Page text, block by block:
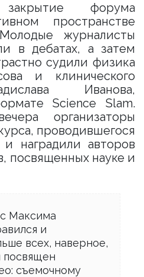
закрытие форума
пространстве
журналисты
в дебатах, а затем
судили физика
и клиничес­кого
Иванова,
Science Slam.
организаторы
проводившегося
наградили авторов
посвященных науке и
Максима
и
всех, наверное,
посвящен
съемочному